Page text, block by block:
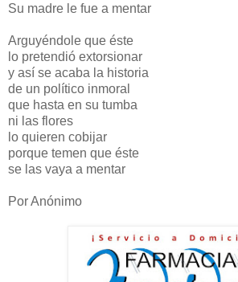
Su madre le fue a mentar
Arguyéndole que éste
lo pretendió extorsionar
y así se acaba la historia
de un político inmoral
que hasta en su tumba
ni las flores
lo quieren cobijar
porque temen que éste
se las vaya a mentar
Por Anónimo